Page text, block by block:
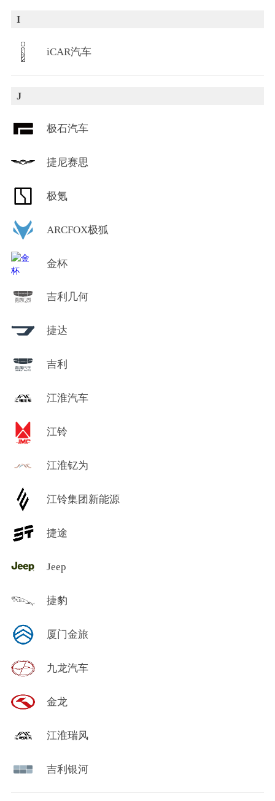
I
iCAR汽车
J
极石汽车
捷尼赛思
极氪
ARCFOX极狐
金杯
吉利几何
捷达
吉利
江淮汽车
江铃
江淮钇为
江铃集团新能源
捷途
Jeep
捷豹
厦门金旅
九龙汽车
金龙
江淮瑞风
吉利银河